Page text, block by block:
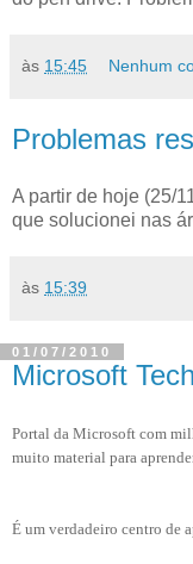
às 15:45 Nenhum
Problemas
A partir de hoje (25/
que solucionei nas
às 15:39
01/07/2010
Microsoft
Portal da Microsoft com
muito material para
É um verdadeiro centro de